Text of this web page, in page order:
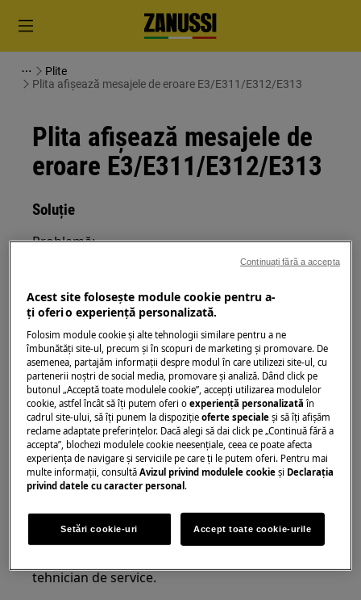
Plite
Plita afişează mesajele de eroare E3/E311/E312/E313
Plita afişează mesajele de
eroare E3/E311/E312/E313
Soluție
Problemă:
eroare E3/E311/E312/E313.
Se aplică la:
plitele integrate cu inducție
aragazurile independente cu plită cu
inducție
Rezolvare:
1. Contactaţi electricianul calificat care a
instalat aparatul.
Dacă sfaturile de mai sus nu rezolvă problema,
tehnician de service.
Acest site folosește module cookie pentru a-
ţi oferi o experienţă personalizată.
Folosim module cookie și alte tehnologii similare pentru a ne
îmbunătăţi site-ul, precum și în scopuri de marketing și promovare. De
asemenea, partajăm informaţii despre modul în care utilizezi site-ul, cu
partenerii noștri de social media, promovare și analiză. Dând click pe
butonul „Acceptă toate modulele cookie”, accepţi utilizarea modulelor
cookie, astfel încât să îţi putem oferi oexperienţă personalizată în
cadrul site-ului, să îţi punem la dispoziţieoferte speciale și să îţi afișăm
reclame adaptate preferinţelor. Dacă alegi să dai click pe „Continuă fără a
accepta”, blochezi modulele cookie neesenţiale, ceea ce poate afecta
experienţa de navigare și serviciile pe care ţi le putem oferi. Pentru mai
multe informaţii, consultăAvizul privind modulele cookie și Declaraţia
privind datele cu caracter personal.
Setări cookie-uri Accept toate cookie-urile
Continuați fără a accepta